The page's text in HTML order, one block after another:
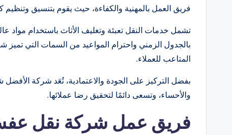
فريق العمل بالمهنية والكفاءة، حيث يقوم بتنسيق
تشمل خدمات النقل تعبئة وتغليف الأثاث باستخدام مواد
بالجدول الزمني واحترام المواعيد من السمات التي
المتاعب للعملاء.
بفضل التركيز على الجودة والاعتمادية، تُعَد شركة
والأحساء، وتسعى دائمًا لتحقيق رضا عملائها.
فريق عمل شركة نقل